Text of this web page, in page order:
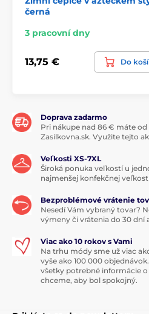
černá
3 pracovní dny
13,75 € Do
Doprava zadarmo
Pri nákupe nad 86 € máte od
Zasilkovna.sk. Využite tejto
Veľkosti XS-7XL
Široká ponuka veľkostí u
najmenšej konfekčnej
Bezproblémové vrátenie
Nesedí Vám vybraný tovar?
výmeny či vrátenia do 30 dní
Viac ako 10 rokov s Vami
Na trhu módy sme už viac
vyše ako 100 000
všetky potrebné informácie
chceme, aby bol spokojný.